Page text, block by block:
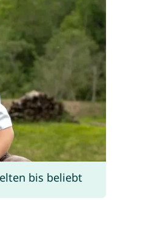
bis beliebt